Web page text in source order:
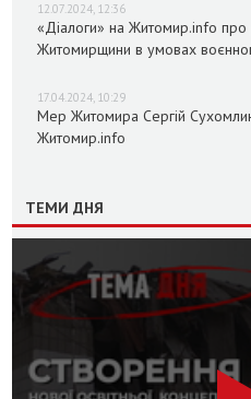
12.07.2024, 12:36
«Діалоги» на Житомир.info про
Житомирщини в умовах
17.04.2024, 10:29
Мер Житомира Сергій
Житомир.info
ТЕМИ ДНЯ